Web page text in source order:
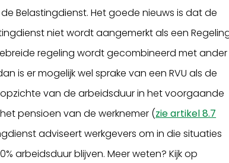
Belastingdienst. Het goede nieuws is dat de
niet wordt aangemerkt als een
regeling wordt gecombineerd met ander
is er mogelijk wel sprake van een RVU als de
van de arbeidsduur in het voorgaande
pensioen van de werknemer (zie artikel 8.7
adviseert werkgevers om in die situaties
arbeidsduur blijven. Meer weten? Kijk op